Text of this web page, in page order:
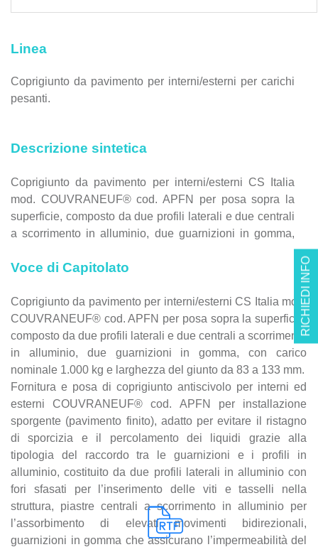
RICHIEDI INFO
Linea
Coprigiunto da pavimento per interni/esterni per carichi
pesanti.
Descrizione sintetica
Coprigiunto da pavimento per interni/esterni CS Italia
mod. COUVRANEUF® cod. APFN per posa sopra la
superficie, composto da due profili laterali e due centrali
a scorrimento in alluminio, due guarnizioni in gomma,
con carico nominale 1.000 kg e larghezza del giunto da
83 a 133 mm.
Voce di Capitolato
Coprigiunto da pavimento per interni/esterni CS Italia mod.
COUVRANEUF® cod. APFN per posa sopra la superficie,
composto da due profili laterali e due centrali a scorrimento
in alluminio, due guarnizioni in gomma, con carico
nominale 1.000 kg e larghezza del giunto da 83 a 133 mm.
Fornitura e posa di coprigiunto antiscivolo per interni ed
esterni COUVRANEUF® cod. APFN per installazione
sporgente (pavimento finito), adatto per evitare il ristagno
di sporcizia e il percolamento dei liquidi grazie alla
tipologia del raccordo tra le guarnizioni e i profili in
alluminio, costituito da due profili laterali in alluminio con
fori sfasati per l’inserimento delle viti e tasselli nella
struttura, piastre centrali a scorrimento in alluminio per
l’assorbimento di elevati movimenti bidirezionali,
guarnizioni in gomma che assicurano l’impermeabilità del